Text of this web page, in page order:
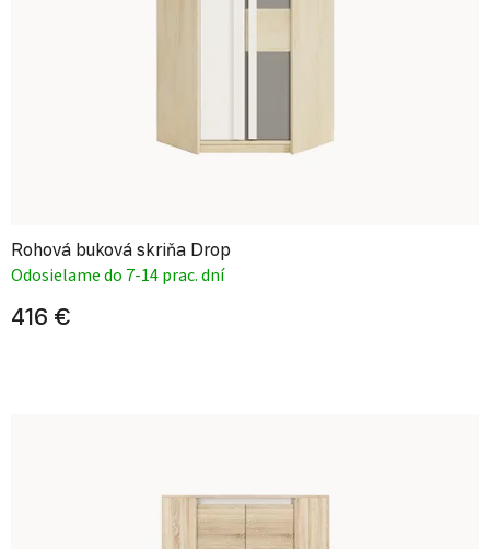
Rohová buková skriňa Drop
Odosielame do 7-14 prac. dní
416 €